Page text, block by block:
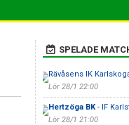
SPELADE
Rävåsens IK
Lör 28/1 22:00
Hertzöga BK- IF
Lör 28/1 21:00